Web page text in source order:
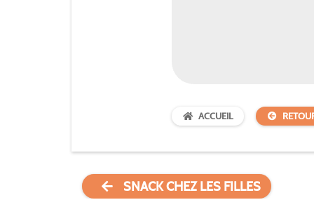
ACCUEIL
SNACK CHEZ LES FILLES